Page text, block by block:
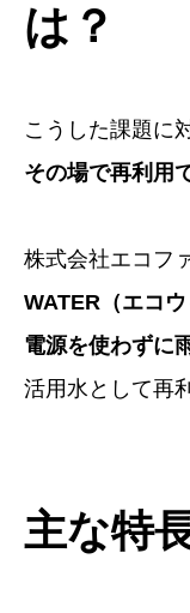
は？
こうした課題に
その場で再利用
株式会社エコフ
WATER（エコウ
電源を使わずに
活用水として再
主な特